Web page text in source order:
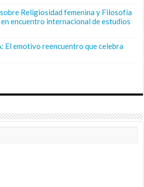
Religiosidad femenina y Filosofía
encuentro internacional de estudios
El emotivo reencuentro que celebra